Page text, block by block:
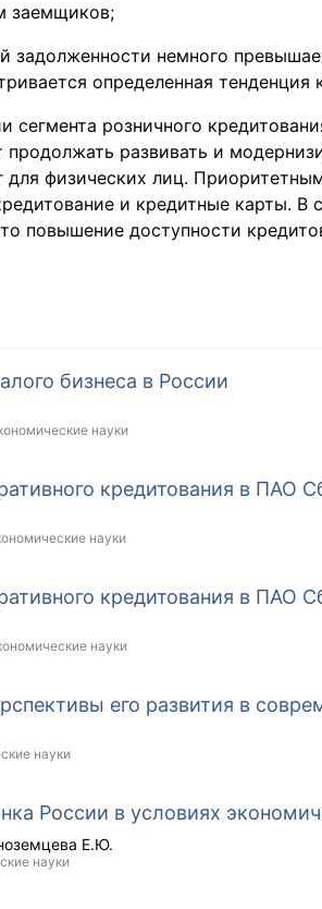
заемщиков;
задолженности немного
определенная тенденция
сегмента розничного
развивать и
для физических лиц.
и кредитные карты. В
повышение доступности
бизнеса в России
науки
кредитования в ПАО
науки
кредитования в ПАО
науки
его развития в
науки
России в условиях
Е.Ю.
науки